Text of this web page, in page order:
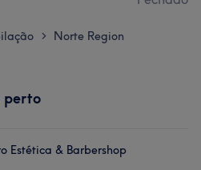
> Norte Region
perto
Estética & Barbershop